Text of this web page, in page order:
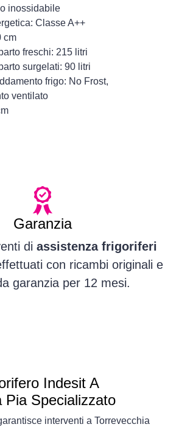
inossidabile
Classe A++
cm
freschi: 215 litri
surgelati: 90 litri
frigo: No Frost,
ventilato
Garanzia
di assistenza frigoriferi
con ricambi originali e
garanzia per 12 mesi.
Indesit A
Pia Specializzato
interventi a Torrevecchia